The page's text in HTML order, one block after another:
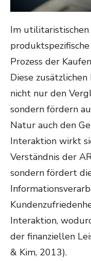
Im
Prozess der
Diese
nicht nur den
sondern fördern
Natur auch den
Interaktion wirkt
Verständnis der
sondern fördert
Interaktion,
der finanziellen
& Kim, 2013).